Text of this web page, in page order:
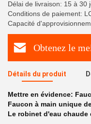
Délai de livraison: 15 à 30
Conditions de paiement:
Capacité
Obtenez le
Détails du produit
Mettre en évidence:
Faucon à main unique
Le robinet d'eau chaude